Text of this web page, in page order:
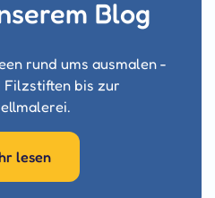
Blog
rund ums ausmalen -
Filzstiften bis zur
lesen